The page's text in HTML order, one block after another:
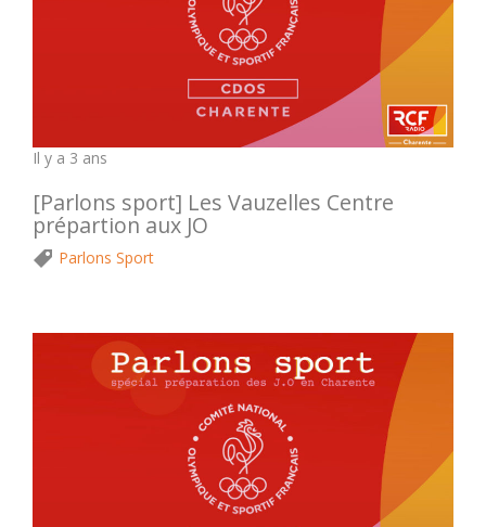
Il y a 3 ans
[Parlons sport] Les Vauzelles Centre
prépartion aux JO
Parlons Sport